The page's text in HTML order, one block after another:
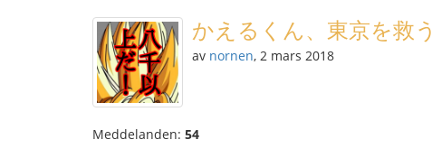
かえるくん、東京を救う
av nornen, 2 mars 2018
Meddelanden: 54